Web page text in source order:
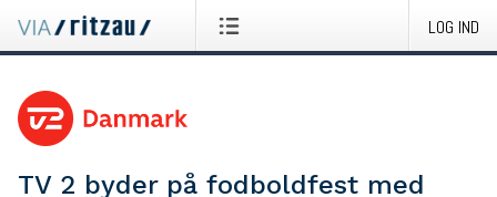
LOG IND
TV 2 byder på fodboldfest med